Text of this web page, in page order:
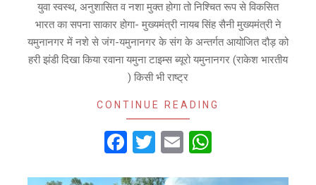
26युवा स्वस्थ, अनुशासित व नशा मुक्त होगा तो निश्चित रूप से विकसित
भारत का सपना साकार होगा- मुख्यमंत्री नायब सिंह सैनी मुख्यमंत्री ने
यमुनानगर में नशे से जंग-यमुनानगर के संग के अन्तर्गत आयोजित दौड़ को
हरी झंडी दिखा किया रवाना यमुना टाइम्स ब्यूरो यमुनानगर (राकेश भारतीय
) किसी भी राष्ट्र
CONTINUE READING
Facebook
Twitter
Email